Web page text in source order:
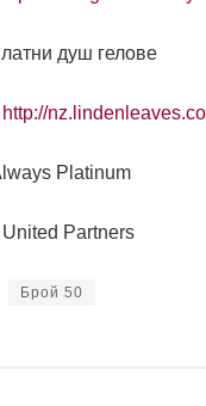
душ гелове
http://
Platinum
Partners
Брой 50